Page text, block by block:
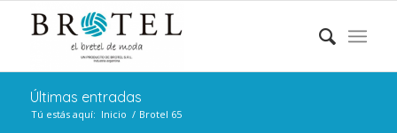
Últimas entradas
Tú estás aquí: Inicio / Brotel 65